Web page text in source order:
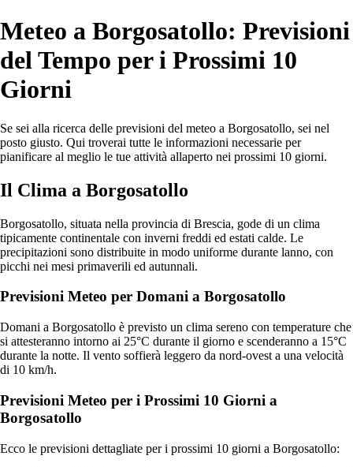
Meteo a Borgosatollo: Previsioni
del Tempo per i Prossimi 10
Giorni
Se sei alla ricerca delle previsioni del meteo a Borgosatollo, sei nel
posto giusto. Qui troverai tutte le informazioni necessarie per
pianificare al meglio le tue attività allaperto nei prossimi 10 giorni.
Il Clima a Borgosatollo
Borgosatollo, situata nella provincia di Brescia, gode di un clima
tipicamente continentale con inverni freddi ed estati calde. Le
precipitazioni sono distribuite in modo uniforme durante lanno, con
picchi nei mesi primaverili ed autunnali.
Previsioni Meteo per Domani a Borgosatollo
Domani a Borgosatollo è previsto un clima sereno con temperature che
si attesteranno intorno ai 25°C durante il giorno e scenderanno a 15°C
durante la notte. Il vento soffierà leggero da nord-ovest a una velocità
di 10 km/h.
Previsioni Meteo per i Prossimi 10 Giorni a
Borgosatollo
Ecco le previsioni dettagliate per i prossimi 10 giorni a Borgosatollo: